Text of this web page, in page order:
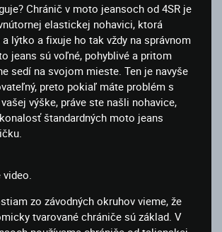
Chránič v moto jeansoch od 4SR je
elastickej nohavici, ktorá
lýtko a fixuje ho tak vždy na správnom
jeans sú voľné, pohyblivé a pritom
sedí na svojom mieste. Ten je navyše
preto pokiaľ máte problém s
výške, práve ste našli nohavice,
štandardných moto jeans
zo závodných okruhov vieme, že
tvarované chrániče sú základ. V